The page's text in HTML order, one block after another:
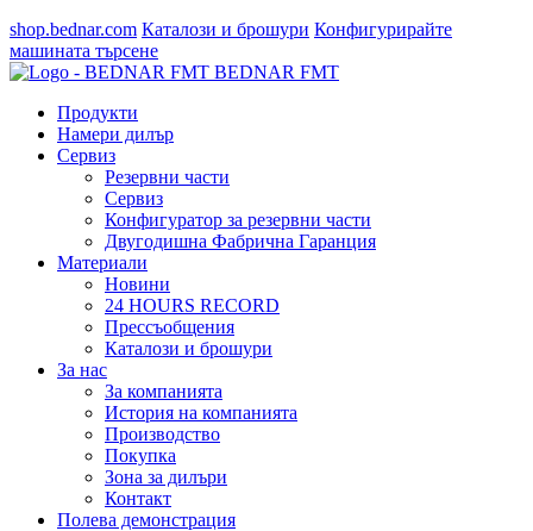
shop.bednar.com Каталози и брошури Конфигурирайте
машината търсене
BEDNAR FMT
Продукти
Намери дилър
Сервиз
Резервни части
Сервиз
Конфигуратор за резервни части
Двугодишна Фабрична Гаранция
Материали
Новини
24 HOURS RECORD
Прессъобщения
Каталози и брошури
За нас
За компанията
История на компанията
Производство
Покупка
Зона за дилъри
Контакт
Полева демонстрация